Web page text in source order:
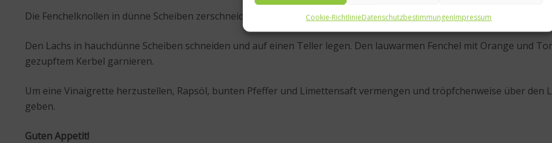
Cookie-RichtlinieDatenschutzbestimmungenImpressum
Die Fenchelknollen in dünne Scheiben zerschneiden und in einer Pfanne mit etwas Olivenöl kurz anbraten. Dann das
Den Lachs in hauchdünne Scheiben schneiden und auf einen Teller legen. Den lauwarmen Fenchel mit Orange und
gezupftem Kerbel garnieren.
Um eine Vinaigrette herzustellen, Rapsöl, bunten Pfeffer und Limettensaft vermengen und tröpfchenweise über den
geben.
Guten Appetit!